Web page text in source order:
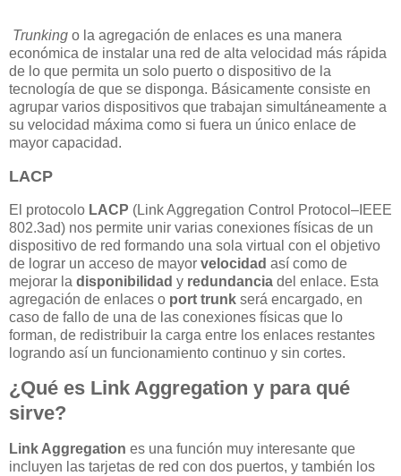
Trunking o la agregación de enlaces es una manera
económica de instalar una red de alta velocidad más rápida
de lo que permita un solo puerto o dispositivo de la
tecnología de que se disponga. Básicamente consiste en
agrupar varios dispositivos que trabajan simultáneamente a
su velocidad máxima como si fuera un único enlace de
mayor capacidad.
LACP
El protocolo LACP (Link Aggregation Control Protocol–IEEE
802.3ad) nos permite unir varias conexiones físicas de un
dispositivo de red formando una sola virtual con el objetivo
de lograr un acceso de mayor velocidad así como de
mejorar la disponibilidad y redundancia del enlace. Esta
agregación de enlaces o port trunk será encargado, en
caso de fallo de una de las conexiones físicas que lo
forman, de redistribuir la carga entre los enlaces restantes
logrando así un funcionamiento continuo y sin cortes.
¿Qué es Link Aggregation y para qué
sirve?
Link Aggregation es una función muy interesante que
incluyen las tarjetas de red con dos puertos, y también los